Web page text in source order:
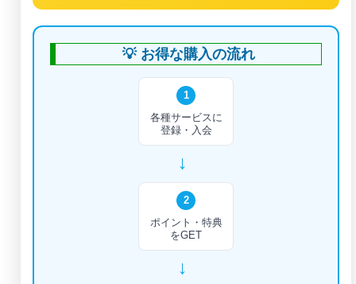
💡 お得な購入の流れ
1
各種サービスに
登録・入会
→
2
ポイント・特典
をGET
→